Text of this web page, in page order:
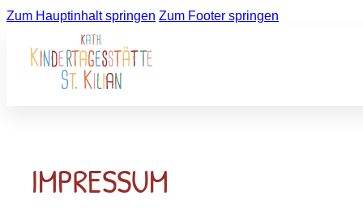
Zum Hauptinhalt springen Zum Footer springen
IMPRESSUM